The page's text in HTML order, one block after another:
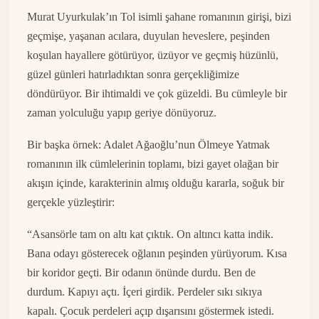
Murat Uyurkulak’ın Tol isimli şahane romanının girişi, bizi
geçmişe, yaşanan acılara, duyulan heveslere, peşinden
koşulan hayallere götürüyor, üzüyor ve geçmiş hüzünlü,
güzel günleri hatırladıktan sonra gerçekliğimize
döndürüyor. Bir ihtimaldi ve çok güzeldi. Bu cümleyle bir
zaman yolculuğu yapıp geriye dönüyoruz.
Bir başka örnek: Adalet Ağaoğlu’nun Ölmeye Yatmak
romanının ilk cümlelerinin toplamı, bizi gayet olağan bir
akışın içinde, karakterinin almış olduğu kararla, soğuk bir
gerçekle yüzleştirir:
“Asansörle tam on altı kat çıktık. On altıncı katta indik.
Bana odayı gösterecek oğlanın peşinden yürüyorum. Kısa
bir koridor geçti. Bir odanın önünde durdu. Ben de
durdum. Kapıyı açtı. İçeri girdik. Perdeler sıkı sıkıya
kapalı. Çocuk perdeleri açıp dışarısını göstermek istedi.